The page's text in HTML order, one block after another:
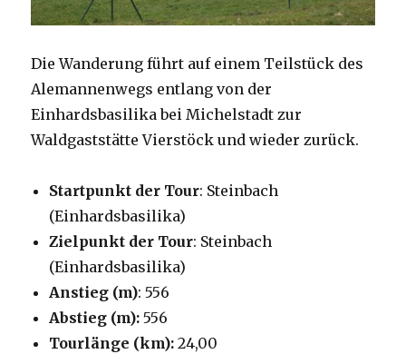
Die Wanderung führt auf einem Teilstück des
Alemannenwegs entlang von der
Einhardsbasilika bei Michelstadt zur
Waldgaststätte Vierstöck und wieder zurück.
Startpunkt der Tour: Steinbach
(Einhardsbasilika)
Zielpunkt der Tour: Steinbach
(Einhardsbasilika)
Anstieg (m): 556
Abstieg (m): 556
Tourlänge (km):24,00